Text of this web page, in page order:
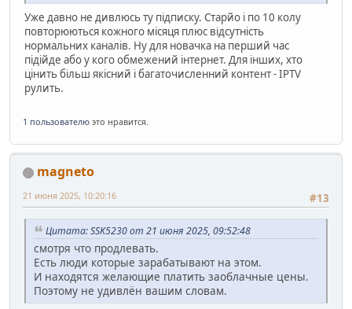
Уже давно не дивлюсь ту підписку. Старйо і по 10 колу
повторюються кожного місяця плюс відсутність
нормальних каналів. Ну для новачка на перший час
підійде або у кого обмежений інтернет. Для інших, хто
цінить більш якісний і багаточисленний контент - IPTV
рулить.
1 пользователю это нравится.
magneto
#13
21 июня 2025, 10:20:16
Цитата: SSK5230 от 21 июня 2025, 09:52:48
смотря что продлевать.
Есть люди которые зарабатывают на этом.
И находятся желающие платить заоблачные цены.
Поэтому не удивлён вашим словам.